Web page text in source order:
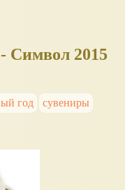
Символ 2015
год
сувениры